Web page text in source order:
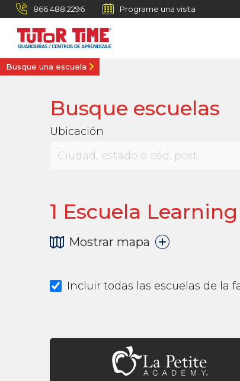
866.488.2296 Programe una visita
Busque una escuela
Busque escuelas
Ubicación
1 Escuela
Mostrar mapa
Incluir todas las escuelas de la